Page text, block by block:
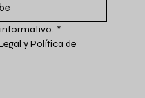
informativo. *
y Política de